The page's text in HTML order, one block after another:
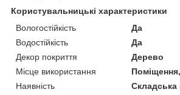
Користувальницькі характеристики
Вологостійкість
Да
Водостійкість
Да
Декор покриття
Дерево
Місце використання
Наявність
Складська